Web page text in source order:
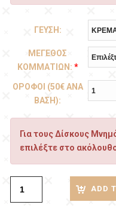
ΓΕΥΣΗ:
ΜΕΓΕΘΟΣ
ΚΟΜΜΑΤΙΩΝ: *
ΟΡΟΦΟΙ (50€ ΑΝΑ
ΒΑΣΗ):
Για τους Δίσκους
επιλέξτε στο
ADD